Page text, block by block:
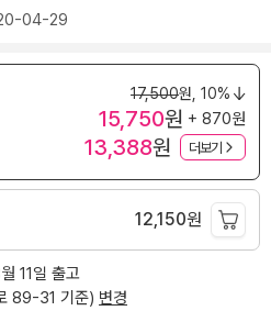
04-29
17,500원, 10%
15,750원 + 870원
13,388원 더보기
12,150원
11일 출고
89-31 기준) 변경